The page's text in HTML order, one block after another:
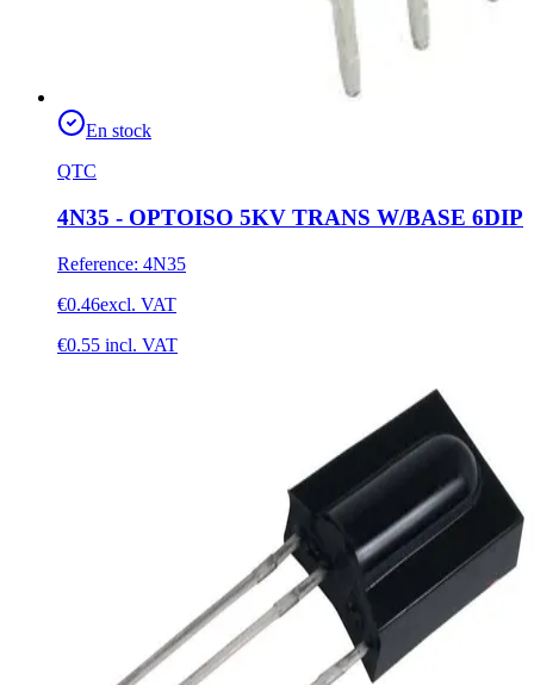
En stock
QTC
4N35 - OPTOISO 5KV TRANS W/BASE 6DIP
Reference: 4N35
€0.46excl. VAT
€0.55 incl. VAT